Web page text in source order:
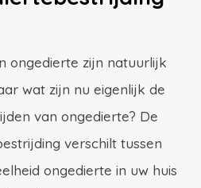
ongedierte zijn natuurlijk
wat zijn nu eigenlijk de
van ongedierte? De
verschilt tussen
ongedierte in uw huis